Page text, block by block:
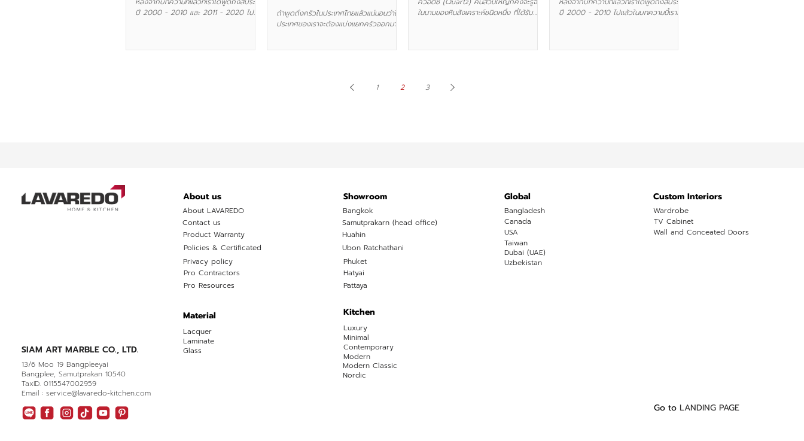
ปี 2000 - 2010 และ 2011 - 2020 ไป
ถ้าพูดถึงครัวในประเทศไทยแล้วแน่นอนว่าใน
ประเทศของเราจะต้องแบ่งแยกครัวออกมา
ในนามของหินสังเคราะห์ชนิดหนึ่ง ที่ได้รับ
ปี 2000 - 2010 ไปแล้วในบทความนี้เราก็
1 2 3
SIAM ART MARBLE CO., LTD.
13/6 Moo 19 Bangpleeyai
Bangplee, Samutprakan 10540
TaxID. 0115547002959
Email : service@lavaredo-kitchen.com
About us
About LAVAREDO
Contact us
Product Warranty
Policies & Certificated
Privacy policy
Pro Contractors
Pro Resources
Material
Lacquer
Laminate
Glass
Showroom
Bangkok
Samutprakarn (head office)
Huahin
Ubon Ratchathani
Phuket
Hatyai
Pattaya
Kitchen
Luxury
Minimal
Contemporary
Modern
Modern Classic
Nordic
Global
Bangladesh
Canada
USA
Taiwan
Dubai (UAE)
Uzbekistan
Custom Interiors
Wardrobe
TV Cabinet
Wall and Conceated Doors
Go to LANDING PAGE